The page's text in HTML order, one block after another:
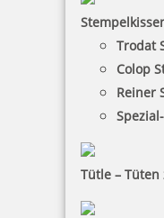
Trodat
Colop
Reiner
Tütle –
HINWEISE
Versandinformationen
Zahlungsbedingungen
Bestellhinweise